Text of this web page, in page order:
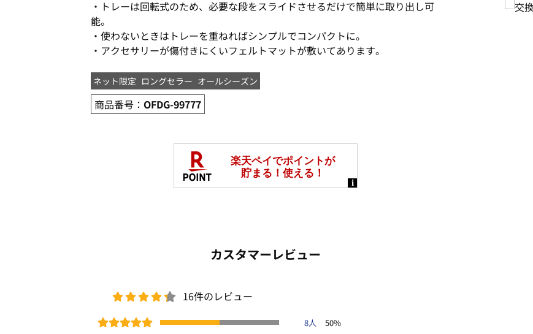
・トレーは回転式のため、必要な段をスライドさせるだけで簡単に取り出し可
能。
・使わないときはトレーを重ねればシンプルでコンパクトに。
・アクセサリーが傷付きにくいフェルトマットが敷いてあります。
ネット限定 ロングセラー オールシーズン
商品番号： OFDG-99777
カスタマーレビュー
16件のレビュー
8人
50%